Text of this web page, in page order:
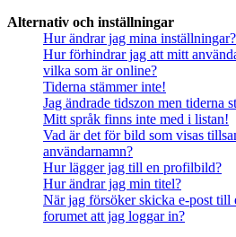
Alternativ och inställningar
Hur ändrar jag mina inställningar?
Hur förhindrar jag att mitt
vilka som är online?
Tiderna stämmer inte!
Jag ändrade tidszon men tiderna
Mitt språk finns inte med i listan!
Vad är det för bild som visas
användarnamn?
Hur lägger jag till en profilbild?
Hur ändrar jag min titel?
När jag försöker skicka e-post till
forumet att jag loggar in?